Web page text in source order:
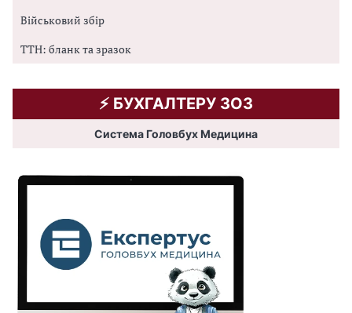
Військовий збір
ТТН: бланк та зразок
⚡️ БУХГАЛТЕРУ ЗОЗ
Система Головбух Медицина